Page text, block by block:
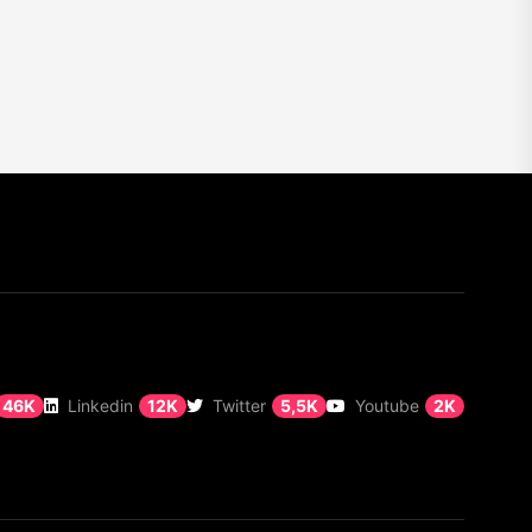
46K Linkedin 12K Twitter 5,5K Youtube 2K